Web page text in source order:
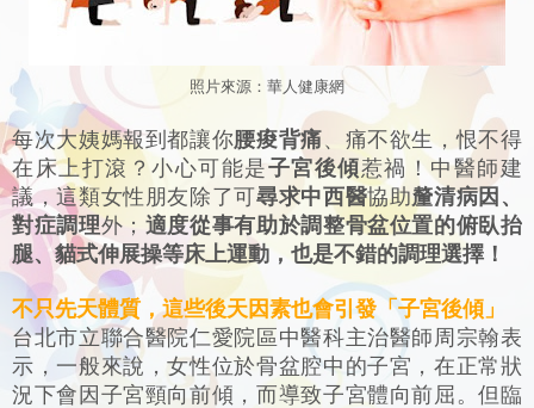
照片來源： 華人健康網
每次大姨媽報到都讓你腰痠背痛、痛不欲生，恨不得
在床上打滾？小心可能是子宮後傾惹禍！中醫師建
議，這類女性朋友除了可尋求中西醫協助釐清病因、
對症調理外； 適度從事有助於調整骨盆位置的俯臥抬
腿、貓式伸展操等床上運動，也是不錯的調理選擇！
不只先天體質，這些後天因素也會引發「子宮後傾」
台北市立聯合醫院仁愛院區中醫科主治醫師周宗翰表
示，一般來說，女性位於骨盆腔中的子宮，在正常狀
況下會因子宮頸向前傾，而導致子宮體向前屈。但臨